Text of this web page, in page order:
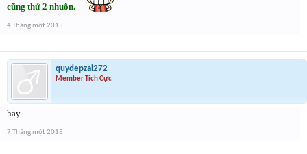
cũng thứ 2 nhuôn.
4 Tháng một 2015
quydepzai272
Member Tích Cực
hay
7 Tháng một 2015